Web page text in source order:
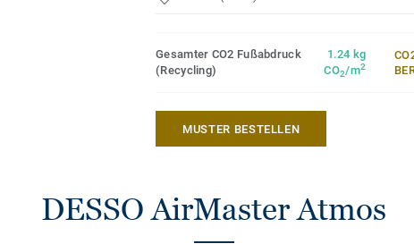
Teppichfliesen
mit DESSO AirMaster® im Vergleich zu
Gesamter CO2 Fußabdruck
(Recycling)
1.24 kg
CO2/m2
MUSTER BESTELLEN
DESSO AirMaster Atmos